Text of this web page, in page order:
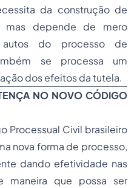
da construção de
mas depende de mero
do processo de
se processa um
dos efeitos da tutela.
NO NOVO CÓDIGO
Processual Civil brasileiro
nova forma de processo,
dando efetividade nas
maneira que possa ser